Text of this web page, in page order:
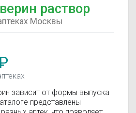
раствор
Москвы
зависит от формы выпуска
представлены